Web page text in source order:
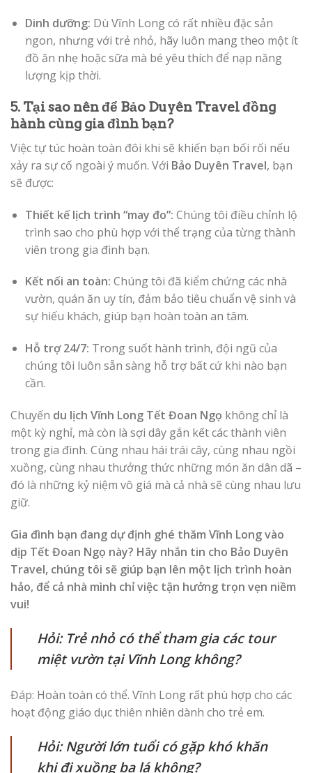
Dinh dưỡng: Dù Vĩnh Long có rất nhiều đặc sản
ngon, nhưng với trẻ nhỏ, hãy luôn mang theo một ít
đồ ăn nhẹ hoặc sữa mà bé yêu thích để nạp năng
lượng kịp thời.
5. Tại sao nên để Bảo Duyên Travel đồng
hành cùng gia đình bạn?
Việc tự túc hoàn toàn đôi khi sẽ khiến bạn bối rối nếu
xảy ra sự cố ngoài ý muốn. Với Bảo Duyên Travel, bạn
sẽ được:
Thiết kế lịch trình “may đo”: Chúng tôi điều chỉnh lộ
trình sao cho phù hợp với thể trạng của từng thành
viên trong gia đình bạn.
Kết nối an toàn: Chúng tôi đã kiểm chứng các nhà
vườn, quán ăn uy tín, đảm bảo tiêu chuẩn vệ sinh và
sự hiếu khách, giúp bạn hoàn toàn an tâm.
Hỗ trợ 24/7: Trong suốt hành trình, đội ngũ của
chúng tôi luôn sẵn sàng hỗ trợ bất cứ khi nào bạn
cần.
Chuyến du lịch Vĩnh Long Tết Đoan Ngọ không chỉ là
một kỳ nghỉ, mà còn là sợi dây gắn kết các thành viên
trong gia đình. Cùng nhau hái trái cây, cùng nhau ngồi
xuồng, cùng nhau thưởng thức những món ăn dân dã –
đó là những kỷ niệm vô giá mà cả nhà sẽ cùng nhau lưu
giữ.
Gia đình bạn đang dự định ghé thăm Vĩnh Long vào
dịp Tết Đoan Ngọ này? Hãy nhắn tin cho Bảo Duyên
Travel, chúng tôi sẽ giúp bạn lên một lịch trình hoàn
hảo, để cả nhà mình chỉ việc tận hưởng trọn vẹn niềm
vui!
Hỏi: Trẻ nhỏ có thể tham gia các tour
miệt vườn tại Vĩnh Long không?
Đáp: Hoàn toàn có thể. Vĩnh Long rất phù hợp cho các
hoạt động giáo dục thiên nhiên dành cho trẻ em.
Hỏi: Người lớn tuổi có gặp khó khăn
khi đi xuồng ba lá không?